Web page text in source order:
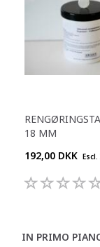
18 MM
192,00 DKK Escl.
IN PRIMO